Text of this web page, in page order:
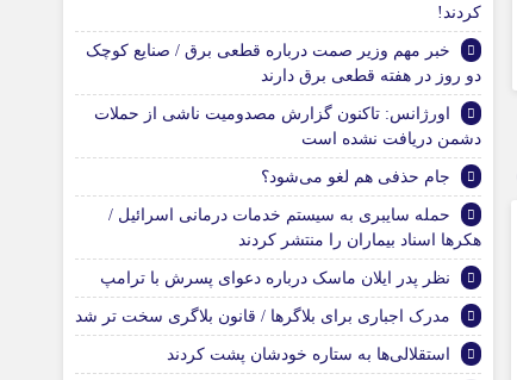
کردند!
خبر مهم وزیر صمت درباره قطعی برق / صنایع کوچک
دو روز در هفته قطعی برق دارند
اورژانس: تاکنون گزارش مصدومیت ناشی از حملات
دشمن دریافت نشده است
جام حذفی هم لغو می‌شود؟
حمله سایبری به سیستم خدمات درمانی اسرائیل /
هکرها اسناد بیماران را منتشر کردند
نظر پدر ایلان ماسک درباره دعوای پسرش با ترامپ
مدرک اجباری برای بلاگرها / قانون بلاگری سخت تر شد
استقلالی‌ها به ستاره خودشان پشت کردند